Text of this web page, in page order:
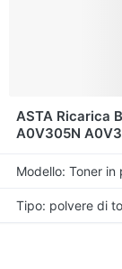
ASTA Ricarica
A0V305N
Konica Minolta
1600W
Tipo: polvere di